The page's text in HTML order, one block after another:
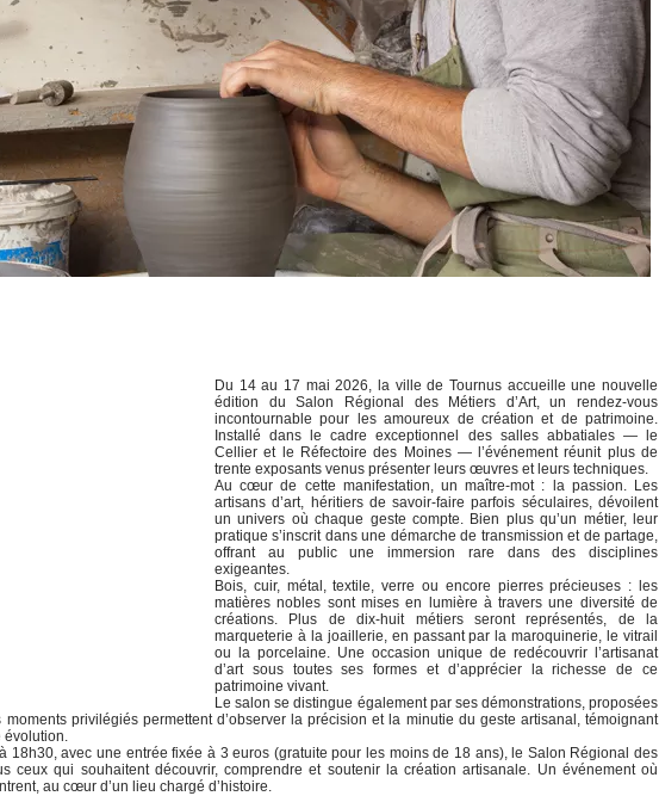
Du 14 au 17 mai 2026, la ville de Tournus accueille une nouvelle
édition du Salon Régional des Métiers d’Art, un rendez-vous
incontournable pour les amoureux de création et de patrimoine.
Installé dans le cadre exceptionnel des salles abbatiales — le
Cellier et le Réfectoire des Moines — l’événement réunit plus de
trente exposants venus présenter leurs œuvres et leurs techniques.
Au cœur de cette manifestation, un maître-mot : la passion. Les
artisans d’art, héritiers de savoir-faire parfois séculaires, dévoilent
un univers où chaque geste compte. Bien plus qu’un métier, leur
pratique s’inscrit dans une démarche de transmission et de partage,
offrant au public une immersion rare dans des disciplines
exigeantes.
Bois, cuir, métal, textile, verre ou encore pierres précieuses : les
matières nobles sont mises en lumière à travers une diversité de
créations. Plus de dix-huit métiers seront représentés, de la
marqueterie à la joaillerie, en passant par la maroquinerie, le vitrail
ou la porcelaine. Une occasion unique de redécouvrir l’artisanat
d’art sous toutes ses formes et d’apprécier la richesse de ce
patrimoine vivant.
Le salon se distingue également par ses démonstrations, proposées
privilégiés permettent d’observer la précision et la minutie du geste artisanal, témoignant
évolution.
18h30, avec une entrée fixée à 3 euros (gratuite pour les moins de 18 ans), le Salon Régional des
ceux qui souhaitent découvrir, comprendre et soutenir la création artisanale. Un événement où
au cœur d’un lieu chargé d’histoire.